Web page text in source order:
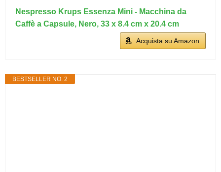
Nespresso Krups Essenza Mini - Macchina da
Caffè a Capsule, Nero, 33 x 8.4 cm x 20.4 cm
Acquista su Amazon
BESTSELLER NO. 2